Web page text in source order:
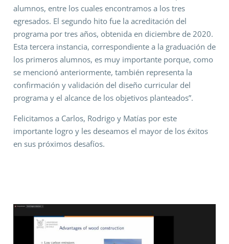
alumnos, entre los cuales encontramos a los tres
egresados. El segundo hito fue la acreditación del
programa por tres años, obtenida en diciembre de 2020.
Esta tercera instancia, correspondiente a la graduación de
los primeros alumnos, es muy importante porque, como
se mencionó anteriormente, también representa la
confirmación y validación del diseño curricular del
programa y el alcance de los objetivos planteados”.
Felicitamos a Carlos, Rodrigo y Matías por este
importante logro y les deseamos el mayor de los éxitos
en sus próximos desafíos.